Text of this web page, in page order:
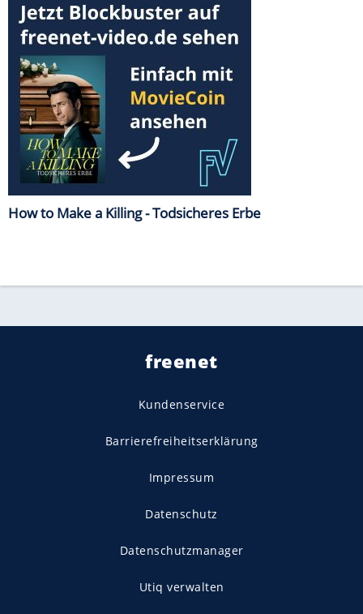
How to Make a Killing - Todsicheres Erbe
freenet
Kundenservice
Barrierefreiheitserklärung
Impressum
Datenschutz
Datenschutzmanager
Utiq verwalten